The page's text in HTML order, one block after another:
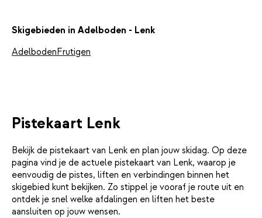
Skigebieden in Adelboden - Lenk
AdelbodenFrutigen
Pistekaart Lenk
Bekijk de pistekaart van Lenk en plan jouw skidag. Op deze
pagina vind je de actuele pistekaart van Lenk, waarop je
eenvoudig de pistes, liften en verbindingen binnen het
skigebied kunt bekijken. Zo stippel je vooraf je route uit en
ontdek je snel welke afdalingen en liften het beste
aansluiten op jouw wensen.